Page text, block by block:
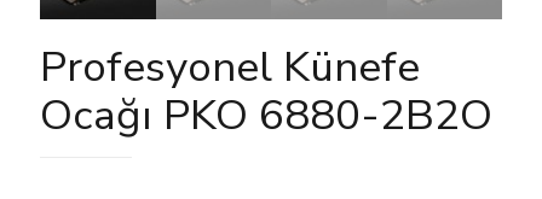
Profesyonel Künefe
Ocağı PKO 6880-2B2O